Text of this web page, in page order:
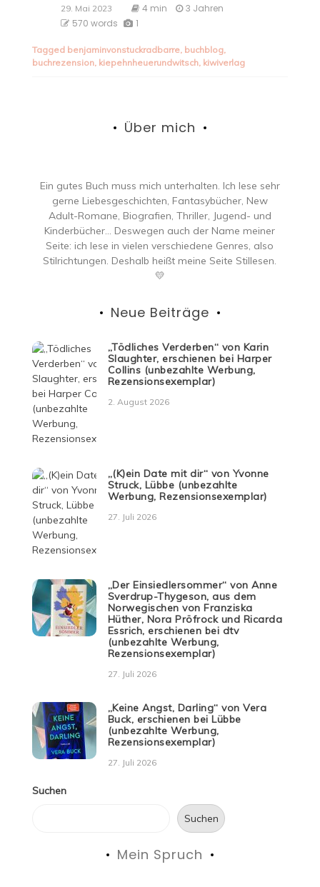
29. Mai 2023 4 min
3 Jahren
570 words
1
Tagged benjaminvonstuckradbarre, buchblog,
buchrezension, kiepehnheuerundwitsch, kiwiverlag
Über mich
Ein gutes Buch muss mich unterhalten. Ich lese sehr
gerne Liebesgeschichten, Fantasybücher, New
Adult-Romane, Biografien, Thriller, Jugend- und
Kinderbücher… Deswegen auch der Name meiner
Seite: ich lese in vielen verschiedene Genres, also
Stilrichtungen. Deshalb heißt meine Seite Stillesen.
💛
Neue Beiträge
„Tödliches Verderben“ von Karin
Slaughter, erschienen bei Harper
Collins (unbezahlte Werbung,
Rezensionsexemplar)
2. August 2026
„(K)ein Date mit dir“ von Yvonne
Struck, Lübbe (unbezahlte
Werbung, Rezensionsexemplar)
27. Juli 2026
„Der Einsiedlersommer“ von Anne
Sverdrup-Thygeson, aus dem
Norwegischen von Franziska
Hüther, Nora Pröfrock und Ricarda
Essrich, erschienen bei dtv
(unbezahlte Werbung,
Rezensionsexemplar)
27. Juli 2026
„Keine Angst, Darling“ von Vera
Buck, erschienen bei Lübbe
(unbezahlte Werbung,
Rezensionsexemplar)
27. Juli 2026
Suchen
Suchen
Mein Spruch